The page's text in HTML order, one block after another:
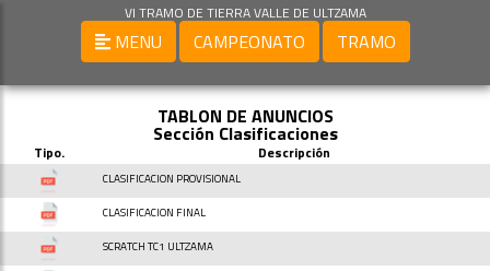
VI TRAMO DE TIERRA VALLE DE ULTZAMA
MENU CAMPEONATO TRAMO
TABLON DE ANUNCIOS
Sección Clasificaciones
Tipo. Descripción
CLASIFICACION PROVISIONAL
CLASIFICACION FINAL
SCRATCH TC1 ULTZAMA